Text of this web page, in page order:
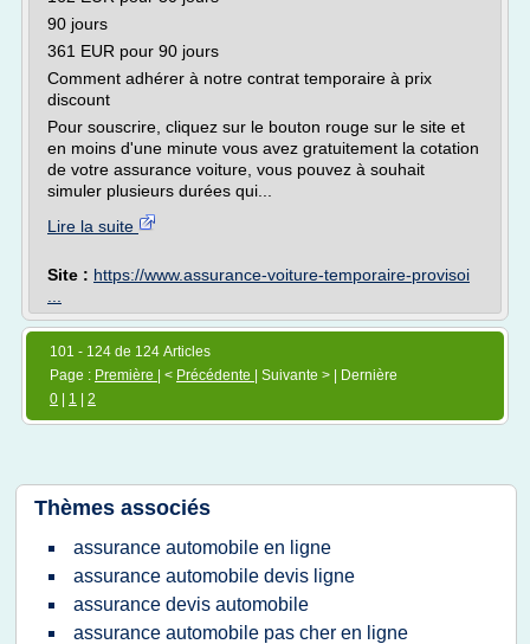
90 jours
361 EUR pour 90 jours
Comment adhérer à notre contrat temporaire à prix
discount
Pour souscrire, cliquez sur le bouton rouge sur le site et
en moins d'une minute vous avez gratuitement la cotation
de votre assurance voiture, vous pouvez à souhait
simuler plusieurs durées qui...
Lire la suite
Site : https://www.assurance-voiture-temporaire-provisoi
101 - 124 de 124 Articles
Page : Première | < Précédente
| Suivante > | Dernière
0
1 2
Thèmes associés
assurance automobile en ligne
assurance automobile devis ligne
assurance devis automobile
assurance automobile pas cher en ligne